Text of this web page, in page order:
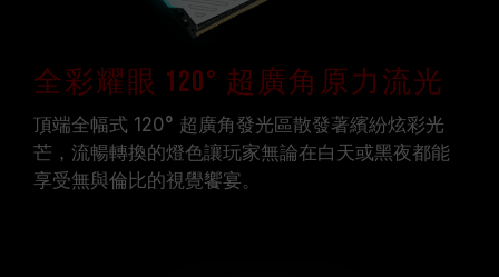
全彩耀眼 120° 超廣角原力流光
頂端全幅式 120° 超廣角發光區散發著繽紛炫彩光
芒，流暢轉換的燈色讓玩家無論在白天或黑夜都能
享受無與倫比的視覺饗宴。